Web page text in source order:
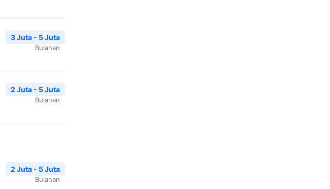
3 Juta - 5 Juta
Bulanan
2 Juta - 5 Juta
Bulanan
2 Juta - 5 Juta
Bulanan